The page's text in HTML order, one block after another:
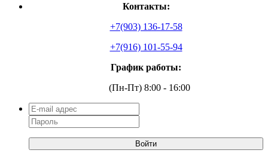
Контакты:
+7(903) 136-17-58
+7(916) 101-55-94
График работы:
(Пн-Пт) 8:00 - 16:00
Войти